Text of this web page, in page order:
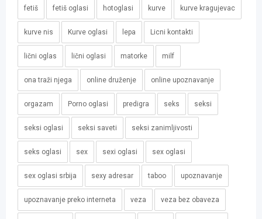
fetiš fetiš oglasi hotoglasi kurve kurve kragujevac
kurve nis Kurve oglasi lepa Licni kontakti
lični oglas lični oglasi matorke milf
ona traži njega online druženje online upoznavanje
orgazam Porno oglasi predigra seks seksi
seksi oglasi seksi saveti seksi zanimljivosti
seks oglasi sex sexi oglasi sex oglasi
sex oglasi srbija sexy adresar taboo upoznavanje
upoznavanje preko interneta veza veza bez obaveza